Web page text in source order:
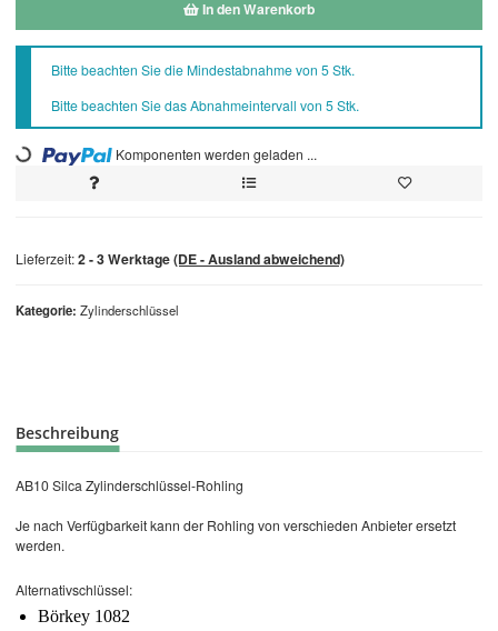
Kategorie Zylinderschlüssel
In den Warenkorb
xBitte beachten Sie die Mindestabnahme von 5 Stk.
Bitte beachten Sie das Abnahmeintervall von 5 Stk.
Loading... Komponenten werden geladen ...
Lieferzeit:2 - 3 Werktage(DE - Ausland abweichend)
Beschreibung
AB10 Silca Zylinderschlüssel-Rohling
Je nach Verfügbarkeit kann der Rohling von verschieden Anbieter ersetzt
werden.
Alternativschlüssel:
Börkey 1082